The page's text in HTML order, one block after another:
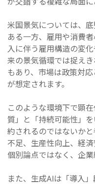
米国景気については、
ある一方、雇用や消費
入に伴う雇用構造の変
来の景気循環では捉え
もあり、市場は政策対
が想定されます。
このような環境下で顕
質」と「持続可能性」
約されるのではないか
不足、生産性向上、経
個別論点ではなく、企業
また、生成AIは「導入